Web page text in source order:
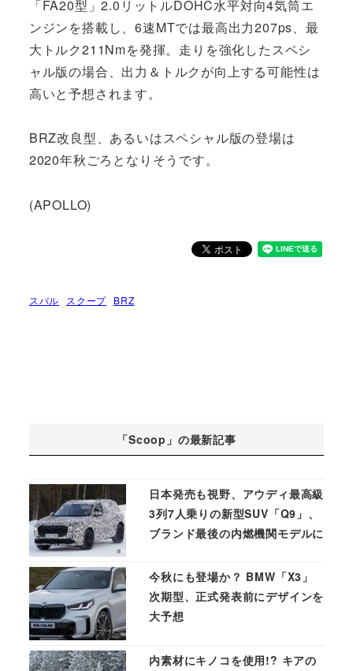
「FA20型」2.0リットルDOHC水平対向4気筒エ
ンジンを搭載し、6速MTでは最高出力207ps、最
大トルク211Nmを発揮。走りを強化したスペシ
ャル版の場合、出力＆トルクが向上する可能性は
高いと予想されます。
BRZ改良型、あるいはスペシャル版の登場は
2020年秋ごろとなりそうです。
(APOLLO)
スバル スクープ BRZ
「Scoop」の最新記事
日本発売も視野、アウディ最高級
3列7人乗りの新型SUV「Q9」、
ブランド最後の内燃機関モデルに
今秋にも登場か？ BMW「X3」
次期型、正式発表前にデザインを
大予想
内素材にキノコを使用!? キアの